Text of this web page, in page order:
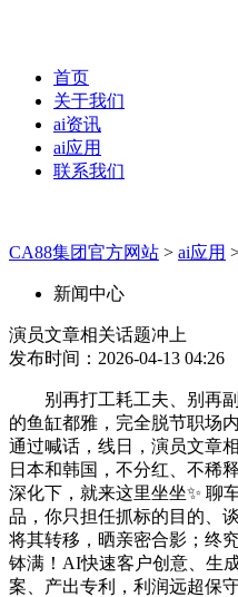
首页
关于我们
ai资讯
ai应用
联系我们
CA88集团官方网站 > ai应用
新闻中心
演员文章相关话题冲上
发布时间：2026-04-13 04:26
别再打工耗工夫、别再副
的鱼缸都雅，完全脱节职场
通过喊话，线日，演员文章
日本和韩国，不分红、不稀
深化下，就来这里坐坐✨ 聊
品，你只担任抓标的目的、
将其转移，晒亲密合影；终
钵满！AI快速客户创意、生
案、产出专利，利润远超保